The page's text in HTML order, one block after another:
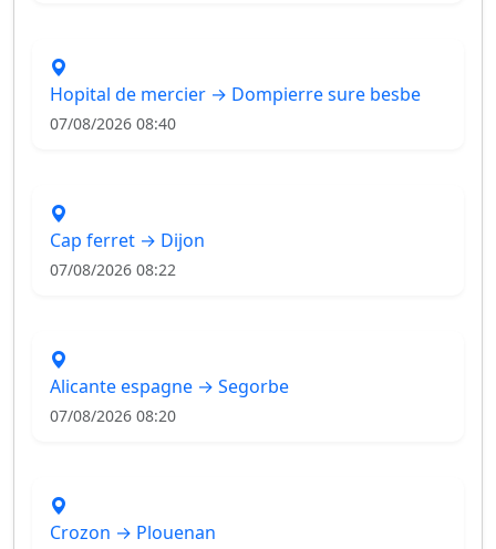
Hopital de mercier → Dompierre sure besbe
07/08/2026 08:40
Cap ferret → Dijon
07/08/2026 08:22
Alicante espagne → Segorbe
07/08/2026 08:20
Crozon → Plouenan